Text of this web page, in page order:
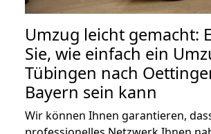
Umzug leicht gemacht:
Sie, wie einfach ein
Tübingen nach
Bayern sein kann
Wir können Ihnen garantieren,